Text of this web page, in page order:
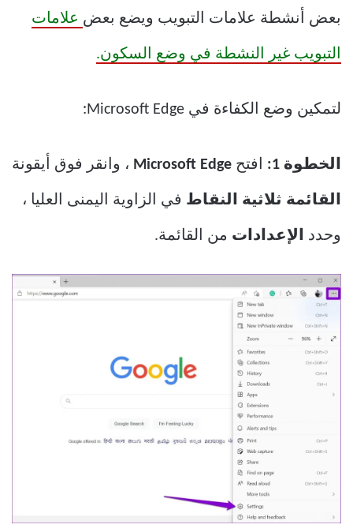
بعض أنشطة علامات التبويب ويضع بعض علامات
التبويب غير النشطة في وضع السكون.
لتمكين وضع الكفاءة في Microsoft Edge:
الخطوة 1: افتح ، وانقر فوق أيقونة
القائمة ثلاثية النقاط في الزاوية اليمنى العليا ،
وحدد الإعدادات من القائمة.